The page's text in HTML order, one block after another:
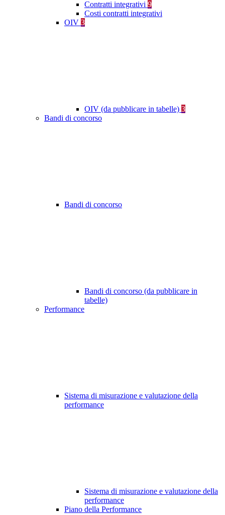
Contratti integrativi 9
Costi contratti integrativi
OIV 3
OIV (da pubblicare in tabelle) 3
Bandi di concorso
Bandi di concorso
Bandi di concorso (da pubblicare in
tabelle)
Performance
Sistema di misurazione e valutazione della
performance
Sistema di misurazione e valutazione della
performance
Piano della Performance